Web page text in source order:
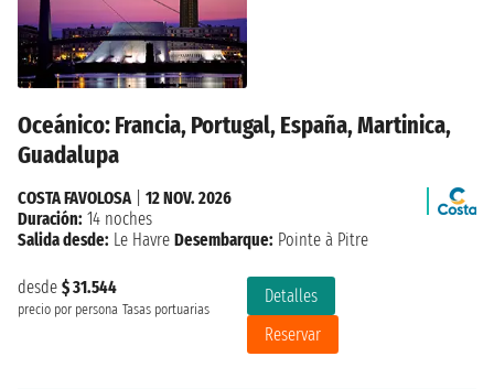
Oceánico: Francia, Portugal, España, Martinica,
Guadalupa
desde $ 31.544
precio por persona Tasas portuarias
Detalles
Reservar
COSTA FAVOLOSA| 12 NOV. 2026
Duración: 14 noches
Salida desde: Le Havre Desembarque: Pointe à Pitre